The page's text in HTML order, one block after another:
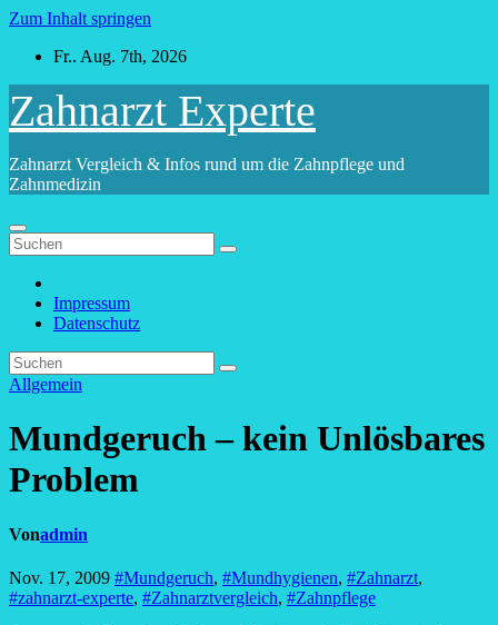
Zum Inhalt springen
Fr.. Aug. 7th, 2026
Zahnarzt Experte
Zahnarzt Vergleich & Infos rund um die Zahnpflege und
Zahnmedizin
Impressum
Datenschutz
Allgemein
Mundgeruch – kein Unlösbares
Problem
Vonadmin
Nov. 17, 2009 #Mundgeruch, #Mundhygienen, #Zahnarzt,
#zahnarzt-experte, #Zahnarztvergleich, #Zahnpflege